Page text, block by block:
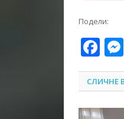
Подели:
СЛИЧНЕ